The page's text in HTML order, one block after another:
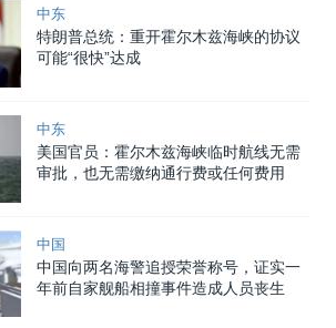
中东
特朗普总统：重开霍尔木兹海峡的协议
可能“很快”达成
中东
美国官员：霍尔木兹海峡临时航线无需
审批，也无需缴纳通行费或任何费用
中国
中国向两名海警追授荣誉称号，证实一
年前自家舰船相撞事件造成人员丧生